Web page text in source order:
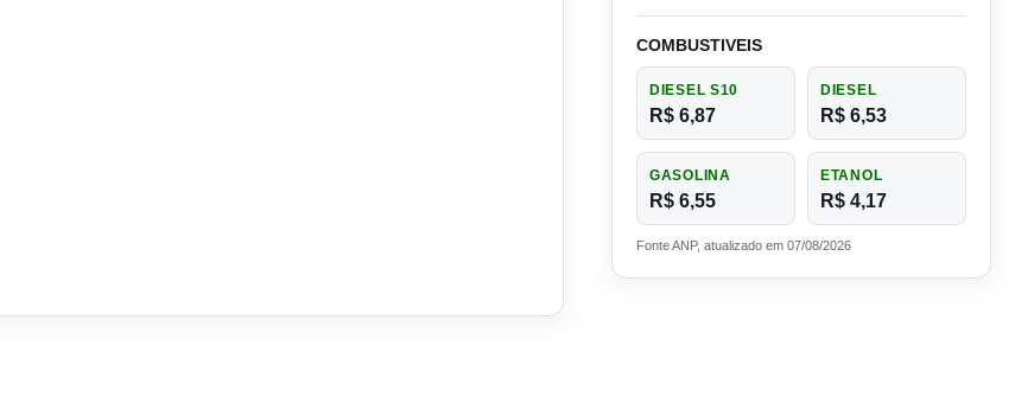
COMBUSTIVEIS
DIESEL S10
R$ 6,87
DIESEL
R$ 6,53
GASOLINA
R$ 6,55
ETANOL
R$ 4,17
Fonte ANP, atualizado em 07/08/2026